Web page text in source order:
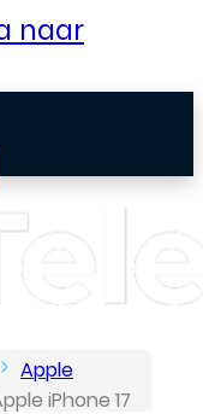
naar
Apple
iPhone 17